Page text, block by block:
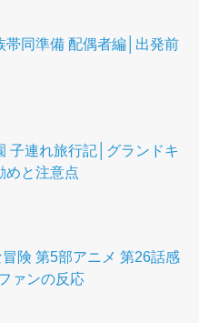
帯同準備 配偶者編│出発前
子連れ旅行記│グランドキ
めと注意点
険 第5部アニメ 第26話感
ァンの反応